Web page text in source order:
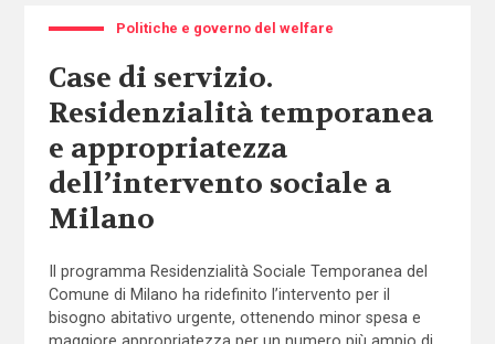
Politiche e governo del welfare
Case di servizio.
Residenzialità temporanea
e appropriatezza
dell’intervento sociale a
Milano
Il programma Residenzialità Sociale Temporanea del
Comune di Milano ha ridefinito l’intervento per il
bisogno abitativo urgente, ottenendo minor spesa e